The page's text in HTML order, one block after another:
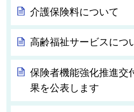
介護保険料について
高齢福祉サービスにつ
保険者機能強化推進交
果を公表します